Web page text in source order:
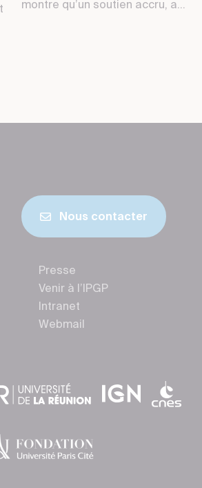
montre qu’un soutien accru, a...
Nous contacter
Presse
Venir à l’IPGP
Intranet
Webmail